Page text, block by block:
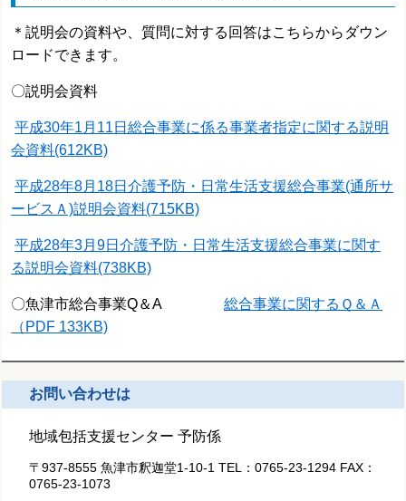
＊説明会の資料や、質問に対する回答はこちらからダウン
ロードできます。
〇説明会資料
平成30年1月11日総合事業に係る事業者指定に関する説明
会資料(612KB)
平成28年8月18日介護予防・日常生活支援総合事業(通所サ
ービスＡ)説明会資料(715KB)
平成28年3月9日介護予防・日常生活支援総合事業に関す
る説明会資料(738KB)
〇魚津市総合事業Q＆A総合事業に関するＱ＆Ａ
（PDF 133KB)
お問い合わせは
地域包括支援センター 予防係
〒937-8555 魚津市釈迦堂1-10-1 TEL：0765-23-1294 FAX：
0765-23-1073